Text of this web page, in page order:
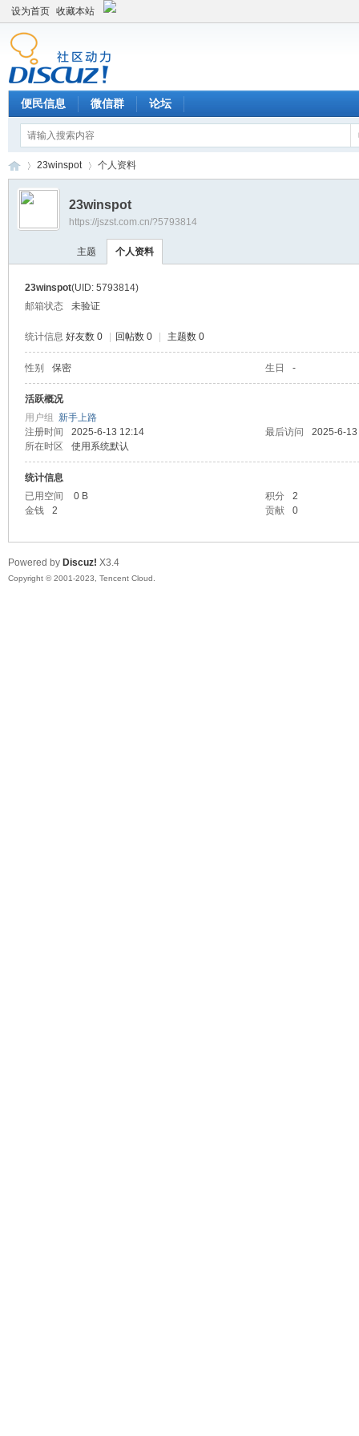
设为首页 收藏本站
便民信息 微信群 论坛
›
23winspot 个人资料
23winspot
https://jszst.com.cn/?5793814
主题 个人资料
23winspot(UID: 5793814)
邮箱状态
未验证
统计信息 好友数 0 回帖数 0 主题数 0
性别 保密 生日 -
活跃概况
用户组 新手上路
注册时间
2025-6-13 12:14 最后访问
2025-6-
所在时区
使用系统默认
统计信息
已用空间
0 B 积分
2
金钱
2 贡献 0
Powered by Discuz! X3.4
Copyright © 2001-2023, Tencent Cloud.